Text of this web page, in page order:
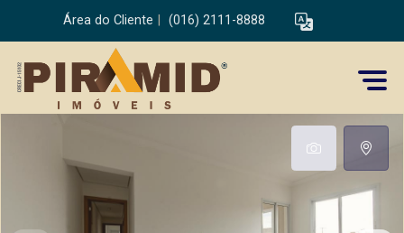
Área do Cliente (016) 2111-8888